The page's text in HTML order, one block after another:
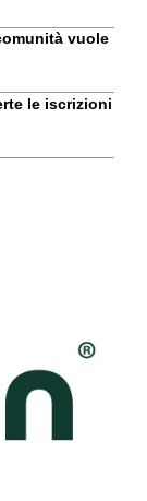
vuole
le iscrizioni